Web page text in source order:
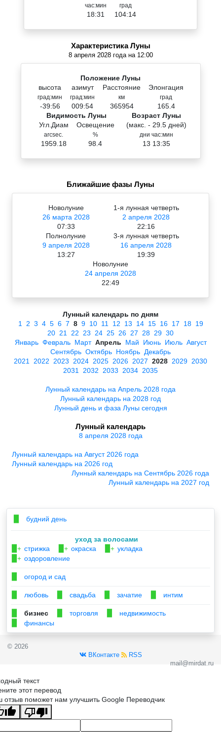
час:мин
18:31
град
104:14
Характеристика Луны
8 апреля 2028 года на 12:00
Положение Луны
высота
град:мин
-39:56
азимут
град:мин
009:54
Расстояние
км
365954
Элонгация
град
165.4
Видимость Луны
Угл.Диам
arcsec.
1959.18
Освещение
%
98.4
Возраст Луны
(макс. - 29.5 дней)
дни час:мин
13 13:35
Ближайшие фазы Луны
Новолуние
26 марта 2028
07:33
1-я лунная четверть
2 апреля 2028
22:16
Полнолуние
9 апреля 2028
13:27
3-я лунная четверть
16 апреля 2028
19:39
Новолуние
24 апреля 2028
22:49
Лунный календарь по дням
1
2 3 4 5 6 7 8 9 10 11 12 13 14 15 16 17 18 19
20 21 22 23 24 25 26 27 28 29 30
Январь Февраль Март Апрель Май Июнь Июль Август
Сентябрь Октябрь Ноябрь Декабрь
2021
2022 2023 2024 2025 2026 2027 2028 2029 2030
2031
2032 2033 2034 2035
Лунный календарь на Апрель 2028 года
Лунный календарь на 2028 год
Лунный день и фаза Луны сегодня
Лунный календарь
8 апреля 2028 года
Лунный календарь на Август 2026 года
Лунный календарь на 2026 год
Лунный календарь на Сентябрь 2026 года
Лунный календарь на 2027 год
будний день
уход за волосами
▉+ стрижка ▉+ окраска ▉+ укладка
▉+ оздоровление
огород и сад
любовь свадьба зачатие интим
бизнес торговля недвижимость
финансы
© 2026
ВКонтакте
RSS
mail@mirdat.ru
текст
этот перевод
отзыв поможет нам улучшить Google Переводчик